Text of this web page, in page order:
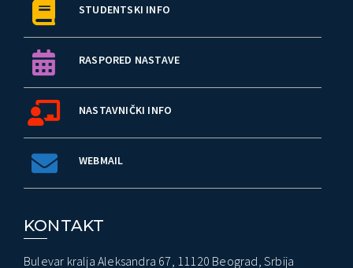
STUDENTSKI INFO
RASPORED NASTAVE
NASTAVNIČKI INFO
WEBMAIL
KONTAKT
Bulevar kralja Aleksandra 67, 11120 Beograd, Srbija